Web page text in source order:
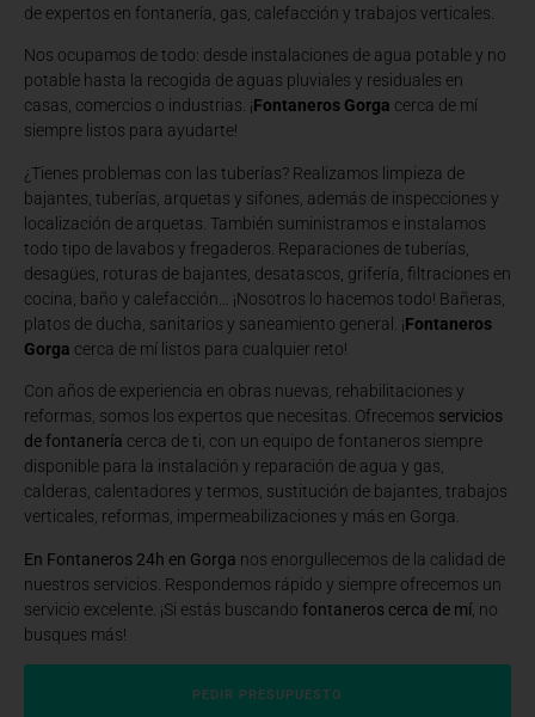
de expertos en fontanería, gas, calefacción y trabajos verticales.
Nos ocupamos de todo: desde instalaciones de agua potable y no
potable hasta la recogida de aguas pluviales y residuales en
casas, comercios o industrias. ¡Fontaneros Gorga cerca de mí
siempre listos para ayudarte!
¿Tienes problemas con las tuberías? Realizamos limpieza de
bajantes, tuberías, arquetas y sifones, además de inspecciones y
localización de arquetas. También suministramos e instalamos
todo tipo de lavabos y fregaderos. Reparaciones de tuberías,
desagües, roturas de bajantes, desatascos, grifería, filtraciones en
cocina, baño y calefacción… ¡Nosotros lo hacemos todo! Bañeras,
platos de ducha, sanitarios y saneamiento general. ¡Fontaneros
Gorga cerca de mí listos para cualquier reto!
Con años de experiencia en obras nuevas, rehabilitaciones y
reformas, somos los expertos que necesitas. Ofrecemos servicios
de fontanería cerca de ti, con un equipo de fontaneros siempre
disponible para la instalación y reparación de agua y gas,
calderas, calentadores y termos, sustitución de bajantes, trabajos
verticales, reformas, impermeabilizaciones y más en Gorga.
En Fontaneros 24h en Gorga nos enorgullecemos de la calidad de
nuestros servicios. Respondemos rápido y siempre ofrecemos un
servicio excelente. ¡Si estás buscando fontaneros cerca de mí , no
busques más!
PEDIR PRESUPUESTO